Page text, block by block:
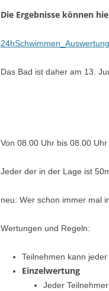
Die Ergebnisse können
Das Bad ist daher am 13.
Von 08.00 Uhr bis 08.00
Jeder der in der Lage ist
neu: Wer schon immer mal
Wertungen und Regeln:
Teilnehmen kann
Einzelwertung
Jeder